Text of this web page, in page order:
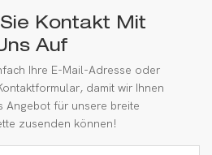
Kontakt Mit
Auf
Ihre E-Mail-Adresse oder
damit wir Ihnen
Angebot für unsere breite
zusenden können!